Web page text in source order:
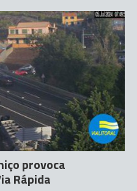
provoca
Rápida